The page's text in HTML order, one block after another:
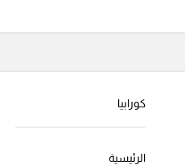
كورابيا
الرئيسية